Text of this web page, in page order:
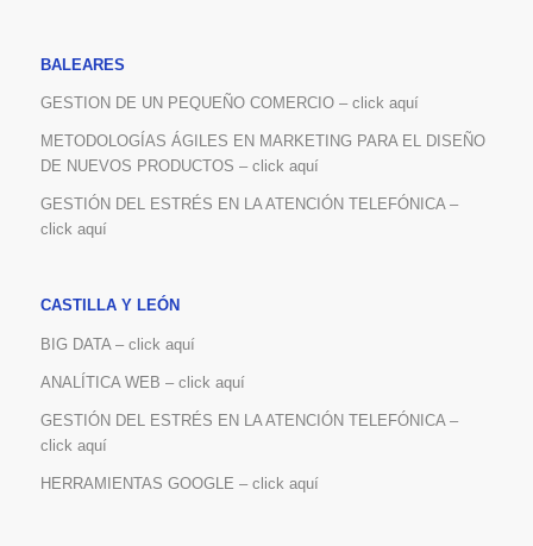
BALEARES
GESTION DE UN PEQUEÑO COMERCIO – click aquí
METODOLOGÍAS ÁGILES EN MARKETING PARA EL DISEÑO
DE NUEVOS PRODUCTOS – click aquí
GESTIÓN DEL ESTRÉS EN LA ATENCIÓN TELEFÓNICA –
click aquí
CASTILLA Y LEÓN
BIG DATA – click aquí
ANALÍTICA WEB – click aquí
GESTIÓN DEL ESTRÉS EN LA ATENCIÓN TELEFÓNICA –
click aquí
HERRAMIENTAS GOOGLE – click aquí